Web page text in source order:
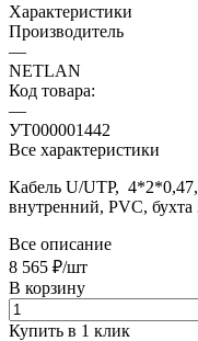
Характеристики
Производитель
—
NETLAN
Код товара:
—
УТ000001442
Все характеристики
Кабель U/UTP,
внутренний, PVC,
Все описание
8 565 ₽/шт
В корзину
Купить в 1 клик